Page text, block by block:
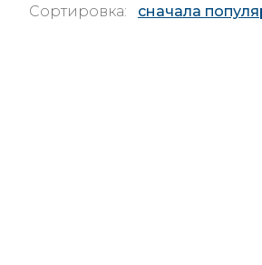
Сортировка: сначала